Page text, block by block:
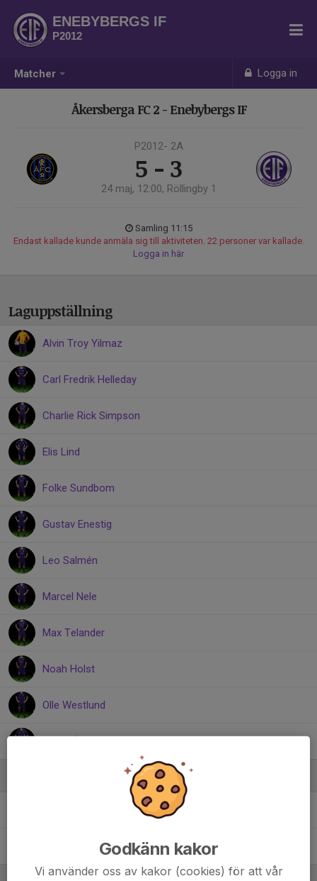
Matcher Logga in
ENEBYBERGS IF
P2012
Åkersberga FC 2 - Enebybergs IF
P2012- 2A
5 - 3
24 maj, 12:00, Röllingby 1
Samling 11:15
Endast kallade kunde anmäla sig till aktiviteten. 22 personer var kallade.
Logga in här
Laguppställning
Alvin Troy Yilmaz
Carl Fredrik Helleday
Charlie Rick Simpson
Elis Lind
Folke Sundbom
Gustav Enestig
Leo Salmén
Marcel Nele
Max Telander
Noah Holst
Olle Westlund
Ledare
Ledare
Godkänn kakor
Vi använder oss av kakor (cookies) för att vår